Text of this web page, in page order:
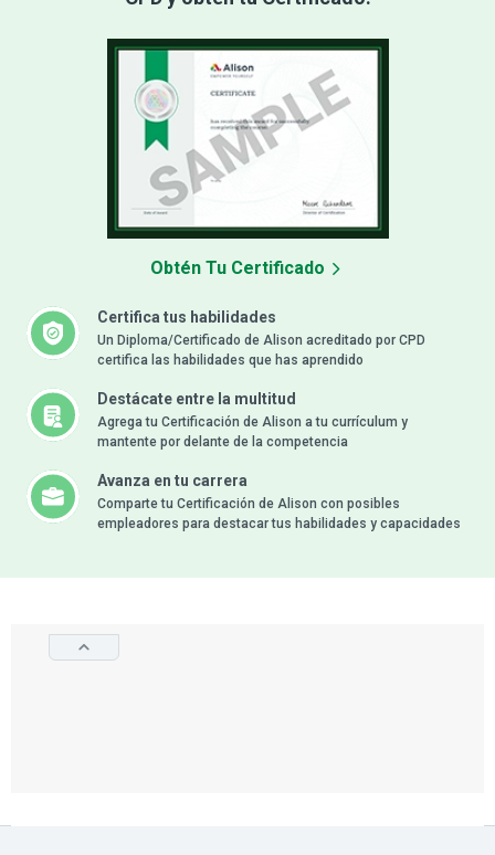
Certifica tus habilidades
Un Diploma/Certificado de Alison acreditado por CPD
certifica las habilidades que has aprendido
Destácate entre la multitud
Agrega tu Certificación de Alison a tu currículum y
mantente por delante de la competencia
Avanza en tu carrera
Comparte tu Certificación de Alison con posibles
empleadores para destacar tus habilidades y capacidades
Obtén Tu Certificado